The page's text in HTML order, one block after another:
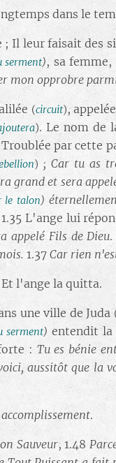
dans le
leur faisait des
serment), sa femme,
mon opprobre
(circuit),
). Le nom de
Troublée par cette
) ; Car tu as
grand et sera
le talon)
L'ange lui
appelé Fils de Dieu
1.37 Car rien
l'ange la quitta.
une ville de Juda
serment) entendit la
:Tu es bénie
aussitôt que la
.
Sauveur, 1.48